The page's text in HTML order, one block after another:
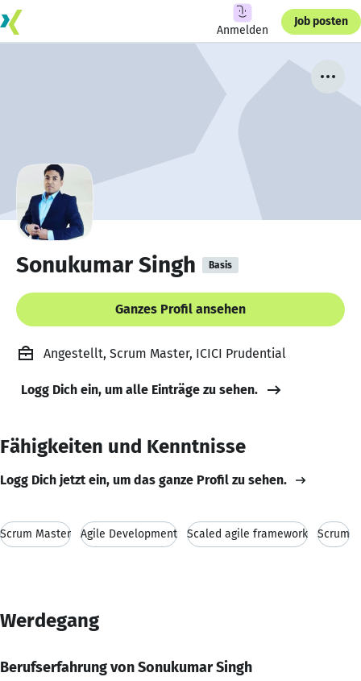
Anmelden
Job posten
Sonukumar Singh Basis
Ganzes Profil ansehen
Angestellt, Scrum Master, ICICI Prudential
Logg Dich ein, um alle Einträge zu sehen.
Fähigkeiten und Kenntnisse
Logg Dich jetzt ein, um das ganze Profil zu sehen.
Scrum Master Agile Development Scaled agile framework Scrum
Werdegang
Berufserfahrung von Sonukumar Singh